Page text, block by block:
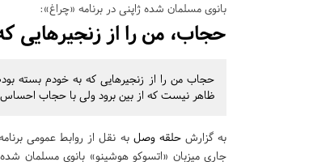
بانوی مسلمان شده ژاپنی در برنامه «چراغ»:
حجاب، من را از زنجیرهایی
حجاب من را از زنجیرهایی که به خودم بسته
ظاهر نیست که از بین برود ولی با حجاب احساس
به گزارشحلقه وصل